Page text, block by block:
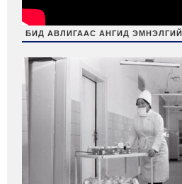
БИД АВЛИГААС АНГИД